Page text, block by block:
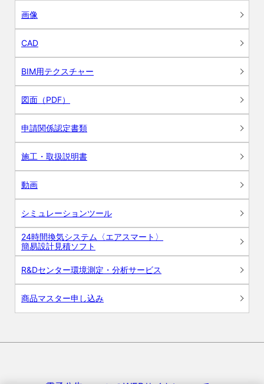
画像
CAD
BIM用テクスチャー
図面（PDF）
申請関係認定書類
施工・取扱説明書
動画
シミュレーションツール
24時間換気システム〈エアスマート〉
簡易設計見積ソフト
R&Dセンター環境測定・分析サービス
商品マスター申し込み